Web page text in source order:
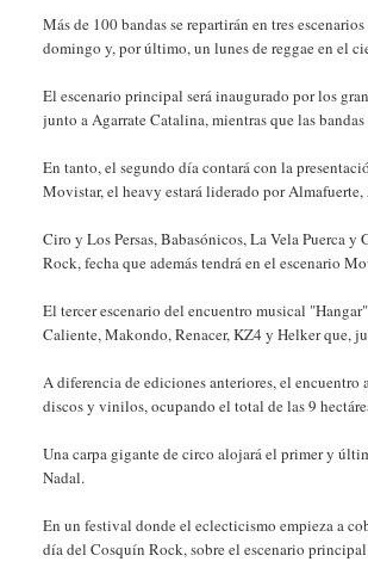
Más de 100 bandas se repartirán en tres
domingo y, por último, un lunes de reggae en el
El escenario principal será inaugurado por los
junto a Agarrate Catalina, mientras que las
En tanto, el segundo día contará con la
Movistar, el heavy estará liderado por
Ciro y Los Persas, Babasónicos, La Vela Puerca
Rock, fecha que además tendrá en el escenario
El tercer escenario del encuentro musical
Caliente, Makondo, Renacer, KZ4 y Helker que,
A diferencia de ediciones anteriores, el encuentro
discos y vinilos, ocupando el total de las 9
Una carpa gigante de circo alojará el primer y
Nadal.
En un festival donde el eclecticismo empieza a
día del Cosquín Rock, sobre el escenario